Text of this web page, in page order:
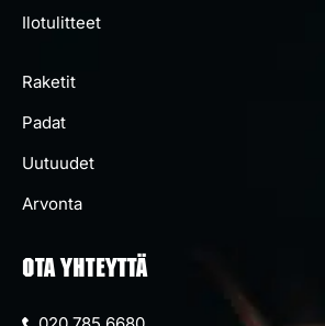
Ilotulitteet
Raketit
Padat
Uutuudet
Arvonta
OTA YHTEYTTÄ